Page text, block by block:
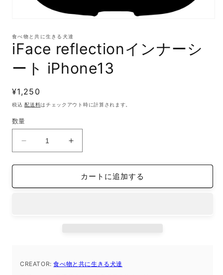
ダ
メ
ア
(1)
開
く
食べ物と共に生きる犬達
iFace reflectionインナーシ
ート iPhone13
通
常
価
格
¥1,250
税込配送料はチェックアウト時に計算されます。
数量
reflection
イ
ナ
の
iFace
reflection
イ
ナ
の
カートに追加する
CREATOR:食べ物と共に生きる犬達